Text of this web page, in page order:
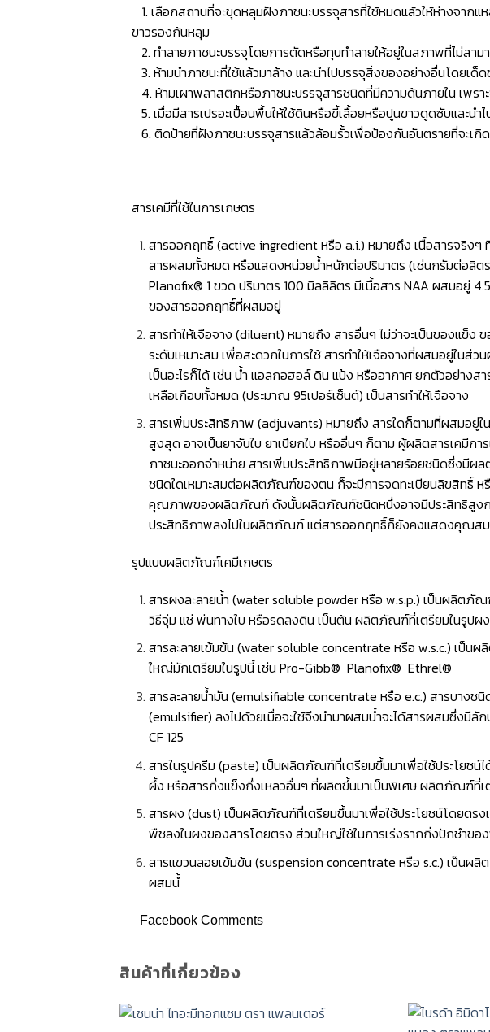
1. เลือกสถานที่จะขุดหลุมฝังภาชนะบรรจุสารที่ใช้หมดแล้วให้ห่างจาก
ขาวรองก้นหลุม
2. ทำลายภาชนะบรรจุโดยการตัดหรือทุบทำลายให้อยู่ในสภาพที่ไม่สา
3. ห้ามนำภาชนะที่ใช้แล้วมาล้าง และนำไปบรรจุสิ่งของอย่างอื่นโดยเด็
4. ห้ามเผาพลาสติกหรือภาชนะบรรจุสารชนิดที่มีความด้นภายใน เพราะ
5. เมื่อมีสารเปรอะเปื้อนพื้นให้ใช้ดินหรือขี้เลื้อยหรือปูนขาวดูดซับและน
6. ติดป้ายที่ฝังภาชนะบรรจุสารแล้วล้อมรั้วเพื่อป้องกันอันตรายที่จะเกิ
สารเคมีที่ใช้ในการเกษตร
สารออกฤทธิ์ (active ingredient หรือ a.i.) หมายถึง เนื้อสารจริง
สารผสมทั้งหมด หรือแสดงหน่วยนํ้าหนักต่อปริมาตร (เช่นกรัมต่อลิตร
Planofix® 1 ขวด ปริมาตร 100 มิลลิลิตร มีเนื้อสาร NAA ผสมอยู่
ของสารออกฤทธิ์ที่ผสมอยู่
สารทำให้เจือจาง (diluent) หมายถึง สารอื่นๆ ไม่ว่าจะเป็นของแข็
ระดับเหมาะสม เพื่อสะดวกในการใช้ สารทำให้เจือจางที่ผสมอยู่ใน
เป็นอะไรก็ได้ เช่น นํ้า แอลกอฮอล์ ดิน แป้ง หรืออากาศ ยกตัวอย่า
เหลือเกือบทั้งหมด (ประมาณ 95เปอร์เซ็นต์) เป็นสารทำให้เจือจาง
สารเพิ่มประสิทธิภาพ (adjuvants) หมายถึง สารใดก็ตามที่ผสมอยู่
สูงสุด อาจเป็นยาจับใบ ยาเปียกใบ หรืออื่นๆ ก็ตาม ผู้ผลิตสารเคมี
ภาชนะออกจำหน่าย สารเพิ่มประสิทธิภาพมีอยู่หลายร้อยชนิดซึ่งมี
ชนิดใดเหมาะสมต่อผลิตภัณฑ์ของตน ก็จะมีการจดทะเบียนลิขสิทธิ์
คุณภาพของผลิตภัณฑ์ ดังนั้นผลิตภัณฑ์ชนิดหนึ่งอาจมีประสิทธิสูงกว่
ประสิทธิภาพลงไปในผลิตภัณฑ์ แต่สารออกฤทธิ์ก็ยังคงแสดงคุณส
รูปแบบผลิตภัณฑ์เคมีเกษตร
สารผงละลายน้ำ (water soluble powder หรือ w.s.p.) เป็นผลิตภัณ
วิธีจุ่ม แช่ พ่นทางใบ หรือรดลงดิน เป็นต้น ผลิตภัณฑ์ที่เตรียมในรูปผ
สารละลายเข้มข้น (water soluble concentrate หรือ w.s.c.) เป็นผ
ใหญ่มักเตรียมในรูปนี้ เช่น Pro-Gibb® Planofix® Ethrel®
สารละลายน้ำมัน (emulsifiable concentrate หรือ e.c.) สารบางช
(emulsifier) ลงไปด้วยเมื่อจะใช้จึงนำมาผสมนํ้าจะได้สารผสมซึ่ง
CF 125
สารในรูปครีม (paste) เป็นผลิตภัณฑ์ที่เตรียมขึ้นมาเพื่อใช้ประโยชน์
ผึ้ง หรือสารกึ่งแข็งกึ่งเหลวอื่นๆ ที่ผลิตขึ้นมาเป็นพิเศษ ผลิตภัณฑ์ที่เ
สารผง (dust) เป็นผลิตภัณฑ์ที่เตรียมขึ้นมาเพื่อใช้ประโยชน์โดยตร
พืชลงในผงของสารโดยตรง ส่วนใหญ่ใช้ในการเร่งรากกิ่งปักชำข
สารแขวนลอยเข้มข้น (suspension concentrate หรือ s.c.) เป็น
ผสมนํ้
Facebook Comments
สินค้าที่เกี่ยวข้อง